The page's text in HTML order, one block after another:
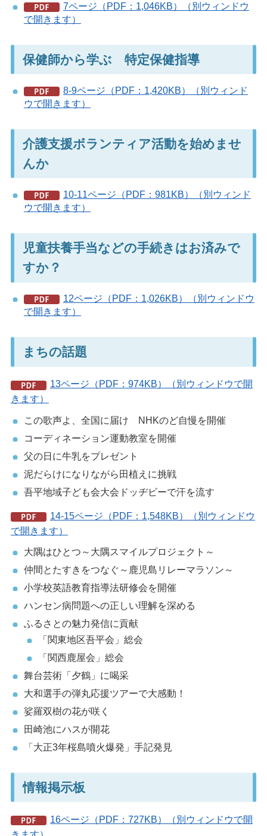
7ページ（PDF：1,046KB）（別ウィンドウ
で開きます）
保健師から学ぶ 特定保健指導
8-9ページ（PDF：1,420KB）（別ウィンド
ウで開きます）
介護支援ボランティア活動を始めませ
んか
10-11ページ（PDF：981KB）（別ウィンド
ウで開きます）
児童扶養手当などの手続きはお済みで
すか？
12ページ（PDF：1,026KB）（別ウィンドウ
で開きます）
まちの話題
13ページ（PDF：974KB）（別ウィンドウで開
きます）
この歌声よ、全国に届け NHKのど自慢を開催
コーディネーション運動教室を開催
父の日に牛乳をプレゼント
泥だらけになりながら田植えに挑戦
吾平地域子ども会大会ドッヂビーで汗を流す
14-15ページ（PDF：1,548KB）（別ウィンドウ
で開きます）
大隅はひとつ～大隅スマイルプロジェクト～
仲間とたすきをつなぐ～鹿児島リレーマラソン～
小学校英語教育指導法研修会を開催
ハンセン病問題への正しい理解を深める
ふるさとの魅力発信に貢献
「関東地区吾平会」総会
「関西鹿屋会」総会
舞台芸術「夕鶴」に喝采
大和選手の弾丸応援ツアーで大感動！
娑羅双樹の花が咲く
田崎池にハスが開花
「大正3年桜島噴火爆発」手記発見
情報掲示板
16ページ（PDF：727KB）（別ウィンドウで開